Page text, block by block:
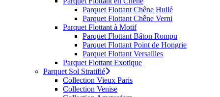
Parquet Flottant Chêne Huilé
Parquet Flottant Chêne Verni
Parquet Flottant à Motif
Parquet Flottant Bâton Rompu
Parquet Flottant Point de Hongrie
Parquet Flottant Versailles
Parquet Flottant Exotique
Parquet Sol Stratifié
Collection Vieux Paris
Collection Venise